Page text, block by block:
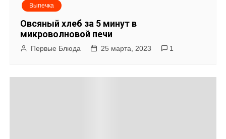
Выпечка
Овсяный хлеб за 5 минут в
микроволновой печи
Первые Блюда 25 марта, 2023 1